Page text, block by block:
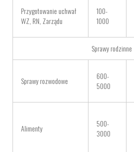
Przygotowanie uchwał
WZ, RN, Zarządu
100-
1000
Sprawy rodzinne
Sprawy rozwodowe
600-
5000
Alimenty
500-
3000